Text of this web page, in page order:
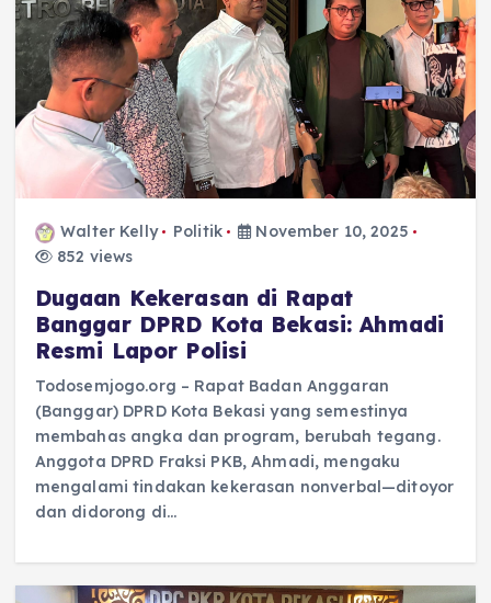
Walter Kelly Politik
November 10, 2025
852 views
Dugaan Kekerasan di Rapat
Banggar DPRD Kota Bekasi: Ahmadi
Resmi Lapor Polisi
Todosemjogo.org – Rapat Badan Anggaran
(Banggar) DPRD Kota Bekasi yang semestinya
membahas angka dan program, berubah tegang.
Anggota DPRD Fraksi PKB, Ahmadi, mengaku
mengalami tindakan kekerasan nonverbal—ditoyor
dan didorong di…